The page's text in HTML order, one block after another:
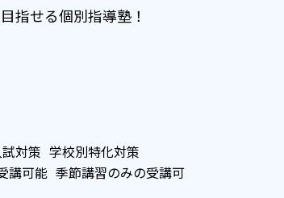
指せる個別指導塾！
対策 学校別特化対策
講可能 季節講習のみの受講可